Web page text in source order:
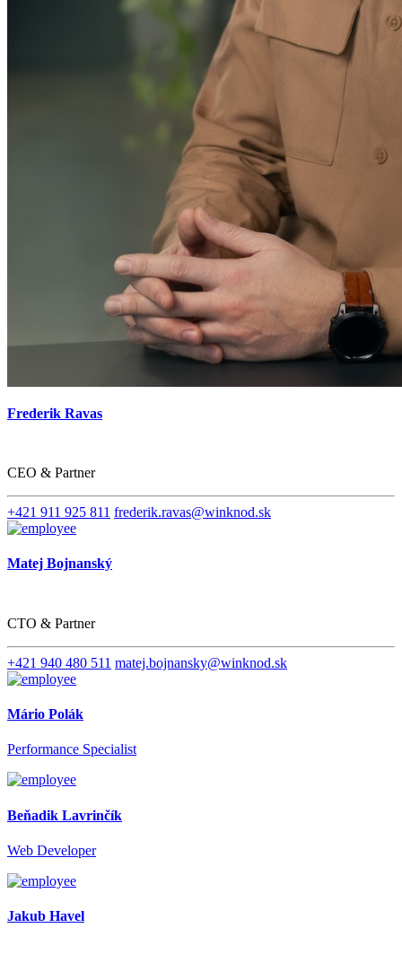
Frederik Ravas
CEO & Partner
+421 911 925 811 frederik.ravas@winknod.sk
Matej Bojnanský
CTO & Partner
+421 940 480 511 matej.bojnansky@winknod.sk
Mário Polák
Performance Specialist
Beňadik Lavrinčík
Web Developer
Jakub Havel